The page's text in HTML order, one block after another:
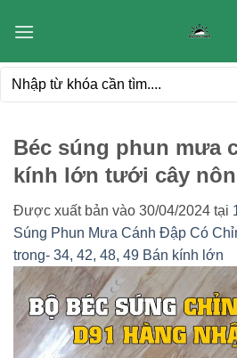
qua
dung
Tìm
Béc súng phun mưa
kính lớn tưới cây
Được xuất bản vào 30/04/2024 tại
Súng Phun Mưa Cánh Đập Có
trong- 34, 42, 48, 49 Bán kính lớn